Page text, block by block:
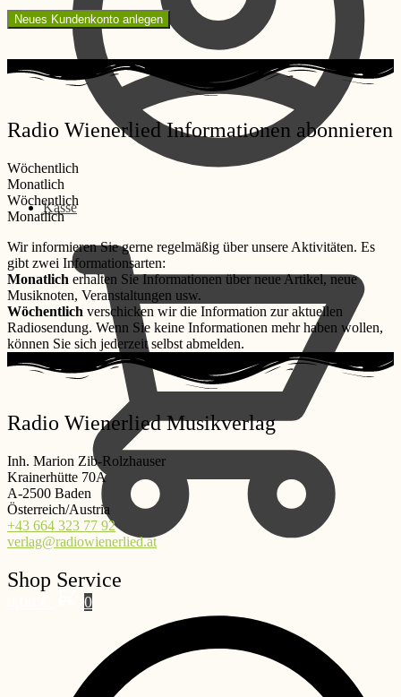
Kasse
0
Neues Kundenkonto anlegen
Radio Wienerlied Informationen abonnieren
Wöchentlich
Monatlich
Wöchentlich
Monatlich
Wir informieren Sie gerne regelmäßig über unsere Aktivitäten. Es
gibt zwei Informationsarten:
Monatlich erhalten Sie Informationen über neue Artikel, neue
Musiknoten, Veranstaltungen usw.
Wöchentlich verschicken wir die Information zur aktuellen
Radiosendung. Wenn Sie keine Informationen mehr haben wollen,
können Sie sich jederzeit selbst abmelden.
Radio Wienerlied Musikverlag
Inh. Marion Zib-Rolzhauser
Krainerhütte 70A
A-2500 Baden
Österreich/Austria
+43 664 323 77 92
verlag@radiowienerlied.at
Shop Service